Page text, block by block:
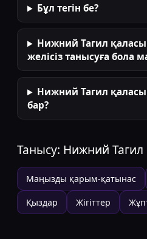
Бұл тегін бе?
Нижний Тагил
желісіз танысуға бола
Нижний Тагил
бар?
Танысу: Нижний Тагил
Маңызды қарым-қатынас
Қыздар Жігіттер